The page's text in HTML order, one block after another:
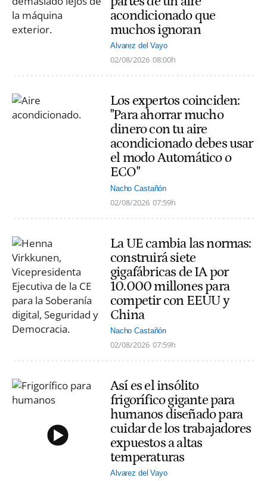
acondicionado que
muchos ignoran
Alvarez del Vayo
02/08/2026 08:00h
Los expertos coinciden:
"Para ahorrar mucho
dinero con tu aire
acondicionado debes usar
el modo Automático o
ECO"
Nacho Castañón
02/08/2026 07:59h
La UE cambia las normas:
construirá siete
gigafábricas de IA por
10.000 millones para
competir con EEUU y
China
Nacho Castañón
02/08/2026 07:59h
Así es el insólito
frigorífico gigante para
humanos diseñado para
cuidar de los trabajadores
expuestos a altas
temperaturas
Alvarez del Vayo